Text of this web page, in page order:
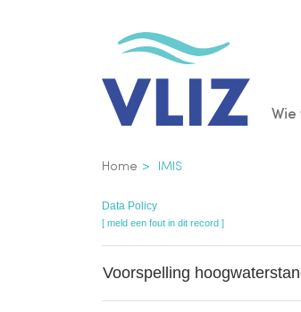
Wie
Kruimelpad
Home IMIS
Data Policy
[ meld een fout in dit record ]
Voorspelling